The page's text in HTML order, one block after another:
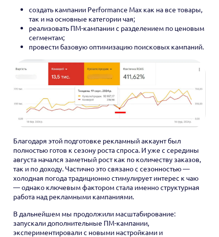
создать кампании Performance Max как на все товары,
так и на основные категории чая;
реализовать ПМ-кампании с разделением по ценовым
сегментам;
провести базовую оптимизацию поисковых кампаний.
Благодаря этой подготовке рекламный аккаунт был
полностью готов к сезону роста спроса. И уже с середины
августа начался заметный рост как по количеству заказов,
так и по доходу. Частично это связано с сезонностью —
холодная погода традиционно стимулирует интерес к чаю
— однако ключевым фактором стала именно структурная
работа над рекламными кампаниями.
В дальнейшем мы продолжили масштабирование:
запускали дополнительные ПМ-кампании,
экспериментировали с новыми настройками и